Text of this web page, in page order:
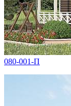
080-001-П